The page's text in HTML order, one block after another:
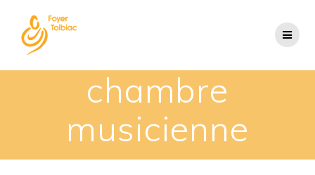
chambre
musicienne